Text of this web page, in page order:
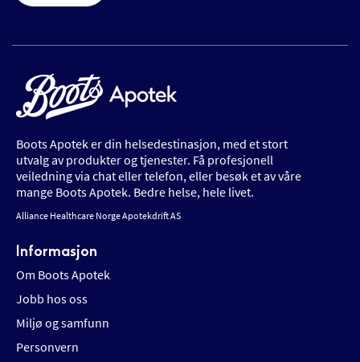
Boots Apotek er din helsedestinasjon, med et stort
utvalg av produkter og tjenester. Få profesjonell
veiledning via chat eller telefon, eller besøk et av våre
mange Boots Apotek. Bedre helse, hele livet.
Alliance Healthcare Norge Apotekdrift AS
Informasjon
Om Boots Apotek
Jobb hos oss
Miljø og samfunn
Personvern